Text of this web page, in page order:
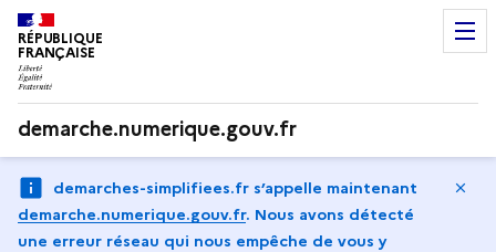
RÉPUBLIQUE
FRANÇAISE
demarche.numerique.gouv.fr
demarches-simplifiees.fr s’appelle maintenant
demarche.numerique.gouv.fr. Nous avons détecté
une erreur réseau qui nous empêche de vous y